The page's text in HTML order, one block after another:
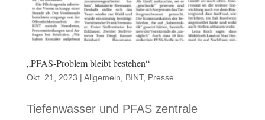
„PFAS-Problem bleibt bestehen“
Okt. 21, 2023 | Allgemein BINT, Presse
Tiefenwasser und PFAS zentrale